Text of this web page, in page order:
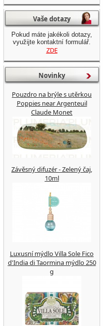
Vaše dotazy
Pokud máte jakékoli dotazy,
využijte kontaktní formulář.
ZDE
Novinky
Pouzdro na brýle s utěrkou
Poppies near Argenteuil
Claude Monet
Závěsný difuzér - Zelený čaj,
10ml
Luxusní mýdlo Villa Sole Fico
d'India di Taormina mýdlo 250
g